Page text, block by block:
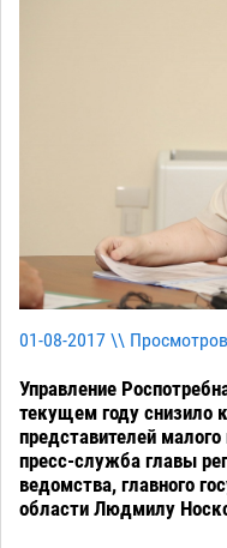
01-08-2017 \\
Управление
текущем году снизило
представителей
пресс-служба главы
ведомства, главного
области Людмилу